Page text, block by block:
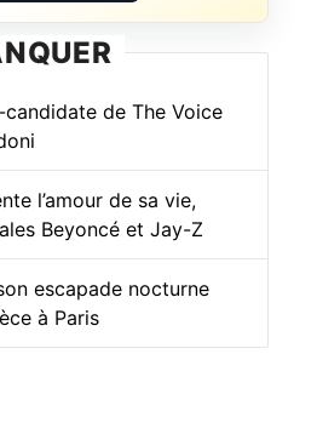
de The Voice
l’amour de sa vie,
Beyoncé et Jay-Z
escapade nocturne
à Paris